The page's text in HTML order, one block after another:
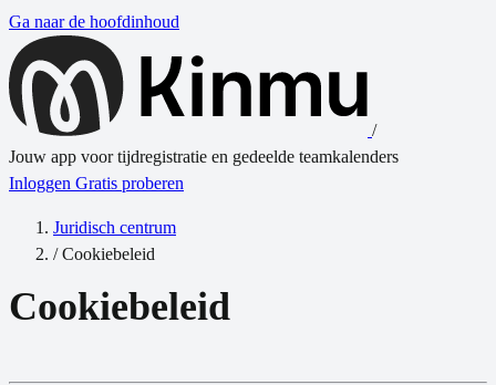
Ga naar de hoofdinhoud
/
Jouw app voor tijdregistratie en gedeelde teamkalenders
Inloggen Gratis proberen
Juridisch centrum
/ Cookiebeleid
Cookiebeleid